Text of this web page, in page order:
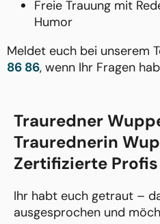
Freie Trauung mit
Humor
Meldet euch bei unserem
86 86, wenn Ihr Fragen
Trauredner
Traurednerin
Zertifizierte Profis
Ihr habt euch getraut –
ausgesprochen und